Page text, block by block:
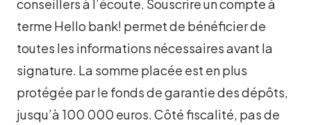
conseillers à l’écoute. Souscrire un compte à
terme Hello bank! permet de bénéficier de
toutes les informations nécessaires avant la
signature. La somme placée est en plus
protégée par le fonds de garantie des dépôts,
jusqu’à 100 000 euros. Côté fiscalité, pas de